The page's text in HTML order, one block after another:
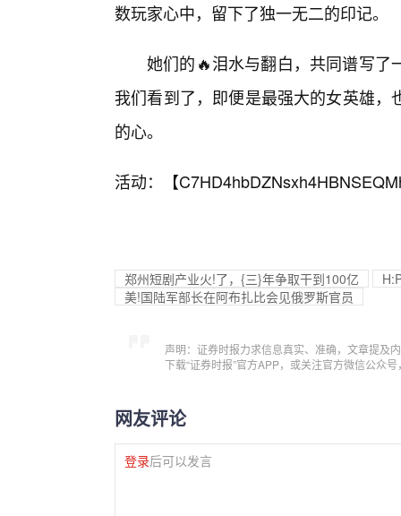
数玩家心中，留下了独一无二的印记。
她们的🔥泪水与翻白，共同谱写了
我们看到了，即便是最强大的女英雄
的心。
活动：【
郑州短剧产业火!了，{三}年争取干到100亿
美!国陆军部长在阿布扎比会见俄罗斯官员
声明：证券时报力求信息真实、准确，文章提及
下载“证券时报”官方APP，或关注官方微信公众
网友评论
登录后可以发言